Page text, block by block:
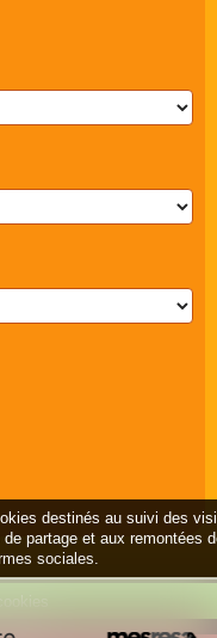
destinés au suivi des
partage et aux remontées
sociales.